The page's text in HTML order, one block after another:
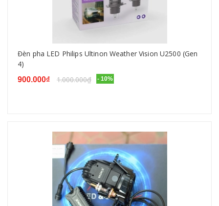
Đèn pha LED Philips Ultinon Weather Vision U2500 (Gen
4)
900.000₫ 1.000.000₫ - 10%